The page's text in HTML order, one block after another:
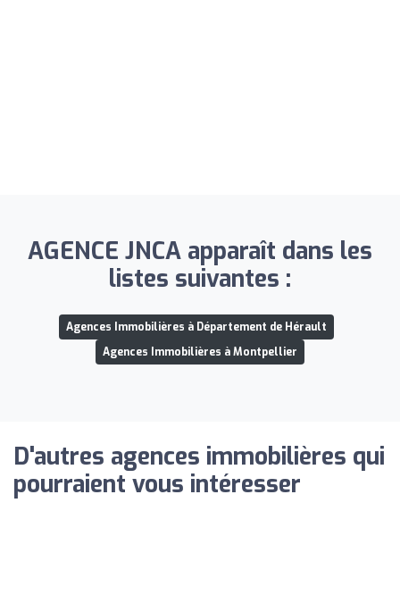
AGENCE JNCA apparaît dans les
listes suivantes :
Agences Immobilières à Département de Hérault
Agences Immobilières à Montpellier
D'autres agences immobilières qui
pourraient vous intéresser